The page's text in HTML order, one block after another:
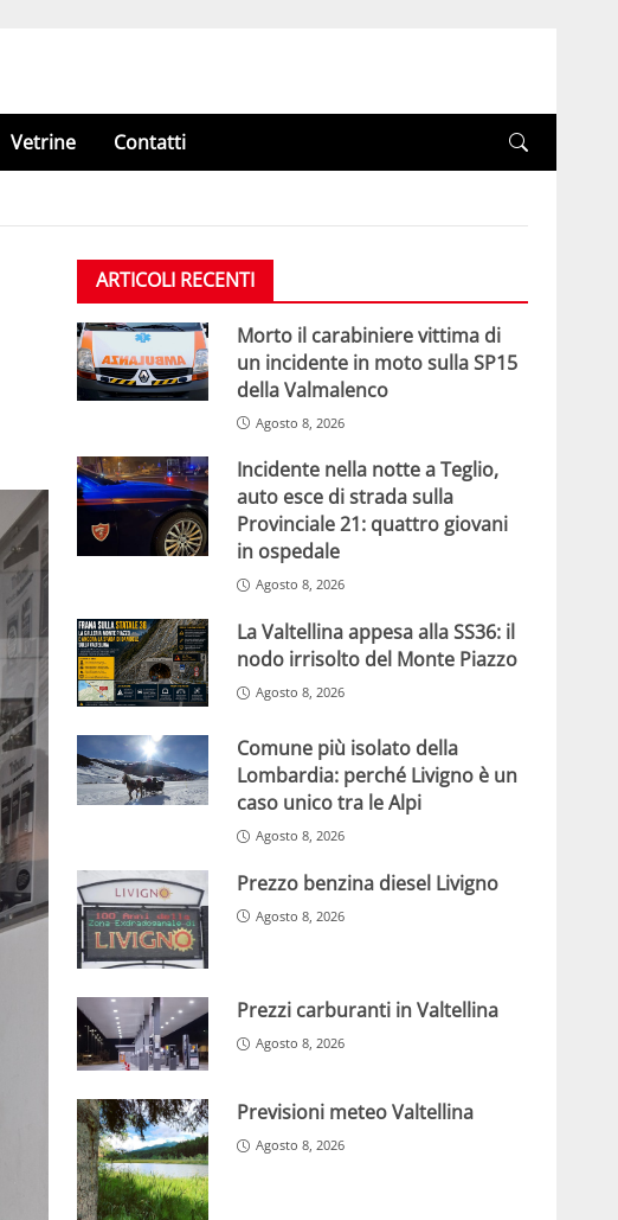
Vetrine Contatti
ARTICOLI RECENTI
Morto il carabiniere vittima di
un incidente in moto sulla SP15
della Valmalenco
Agosto 8, 2026
Incidente nella notte a Teglio,
auto esce di strada sulla
Provinciale 21: quattro giovani
in ospedale
Agosto 8, 2026
La Valtellina appesa alla SS36: il
nodo irrisolto del Monte Piazzo
Agosto 8, 2026
Comune più isolato della
Lombardia: perché Livigno è un
caso unico tra le Alpi
Agosto 8, 2026
Prezzo benzina diesel Livigno
Agosto 8, 2026
Prezzi carburanti in Valtellina
Agosto 8, 2026
Previsioni meteo Valtellina
Agosto 8, 2026